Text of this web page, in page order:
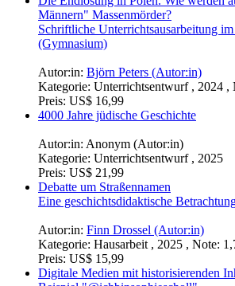
Männern" Massenmörder?
Schriftliche Unterrichtsausarbeitung
(Gymnasium)
Autor:in: Björn Peters (Autor:in)
Kategorie: Unterrichtsentwurf , 2024 ,
Preis: US$ 16,99
4000 Jahre jüdische Geschichte
Autor:in: Anonym (Autor:in)
Kategorie: Unterrichtsentwurf , 2025
Preis: US$ 21,99
Debatte um Straßennamen
Eine geschichtsdidaktische
Autor:in: Finn Drossel (Autor:in)
Kategorie: Hausarbeit , 2025 , Note:
Preis: US$ 15,99
Digitale Medien mit historisierenden